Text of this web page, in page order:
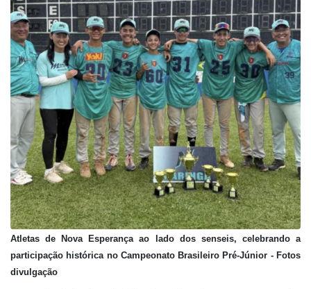
Atletas de Nova Esperança ao lado dos senseis, celebrando a
participação histórica no Campeonato Brasileiro Pré-Júnior - Fotos
divulgação